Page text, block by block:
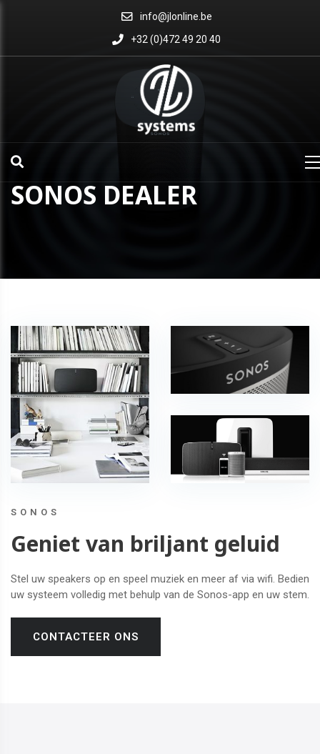
info@jlonline.be
+32 (0)472 49 20 40
SONOS DEALER
SONOS
Geniet van briljant geluid
Stel uw speakers op en speel muziek en meer af via wifi. Bedien
uw systeem volledig met behulp van de Sonos-app en uw stem.
CONTACTEER ONS